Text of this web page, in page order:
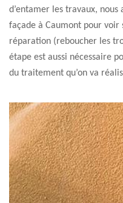
d’entamer les travaux, nous
façade à Caumont pour voir
réparation (reboucher les
étape est aussi nécessaire
du traitement qu’on va